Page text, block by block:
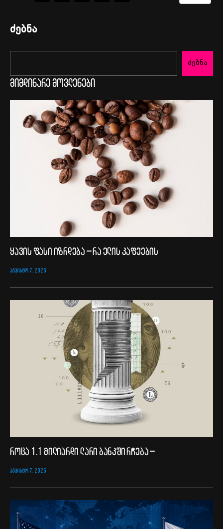
ძებნა
ძებნა
მიმდინარე მოვლენები
ყავის ფასი იზრდება – რა ელის კაფეების
ᲐᲒᲕᲘᲡᲢᲝ 7, 2026
როცა 1.1 მილიარდი ლარი ბანკში რჩება –
ᲐᲒᲕᲘᲡᲢᲝ 7, 2026